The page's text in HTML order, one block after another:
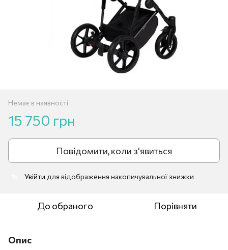
Немає в наявності
15 750 грн
Повідомити, коли з'явиться
Увійти для відображення накопичувальної знижки
До обраного Порівняти
Опис